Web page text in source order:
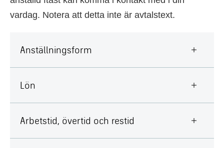
vardag. Notera att detta inte är avtalstext.
Anställningsform
Lön
Arbetstid, övertid och restid